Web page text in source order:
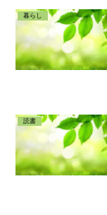
暮らし
読書